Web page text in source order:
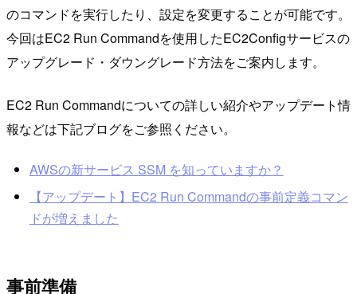
のコマンドを実行したり、設定を変更することが可能です。
今回はEC2 Run Commandを使用したEC2Configサービスの
アップグレード・ダウングレード方法をご案内します。
EC2 Run Commandについての詳しい紹介やアップデート情
報などは下記ブログをご参照ください。
AWSの新サービス SSM を知っていますか？
【アップデート】EC2 Run Commandの事前定義コマン
ドが増えました
事前準備